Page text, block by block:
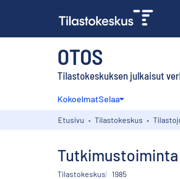
OTOS
Tilastokeskuksen julkaisut
KokoelmatSelaa
Etusivu Tilastokeskus
Tutkimustoiminta
Tilastokeskus 1985